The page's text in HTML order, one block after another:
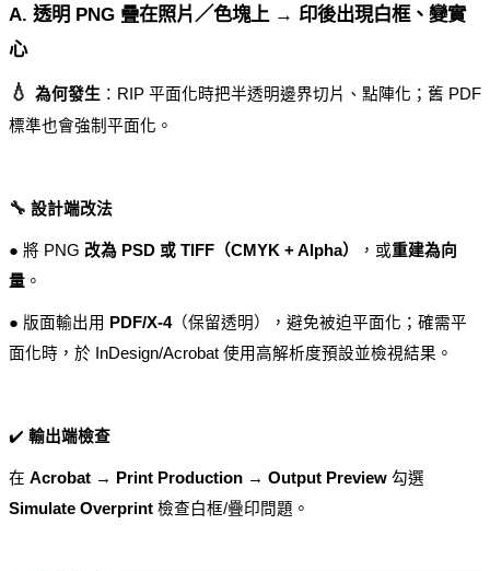
A. 透明 PNG 疊在照片／色塊上 → 印後出現白框、變實
心
💧 為何發生 ：RIP 平面化時把半透明邊界切片、點陣化；舊 PDF
標準也會強制平面化。
🔧 設計端改法
● 將 PNG 改為 PSD 或 TIFF（CMYK + Alpha） ，或重建為向
量 。
● 版面輸出用 PDF/X-4（保留透明），避免被迫平面化；確需平
面化時，於 InDesign/Acrobat 使用高解析度預設並檢視結果。
✔️ 輸出端檢查
在 Acrobat → Print Production → Output Preview
Simulate Overprint 檢查白框/疊印問題。